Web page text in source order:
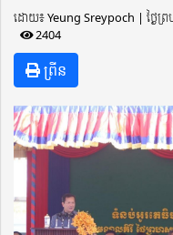
ដោយ៖ Yeung Sreypoch ​​ | ថ្ងៃ
2404
ព្រីន